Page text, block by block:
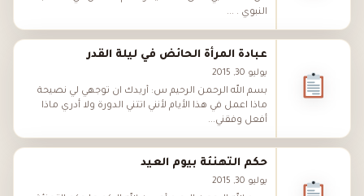
النبوي . ...
عبادة المرأة الحائض في ليلة القدر
يوليو 30, 2015
بسم الله الرحمن الرحيم س: أريدك ان توجهي لي نصيحة
ماذا اعمل في هذا الأيام لأنني اتتني الدورة ولا أدري ماذا
أفعل وفقني...
حكم التهنئة بيوم العيد
يوليو 30, 2015